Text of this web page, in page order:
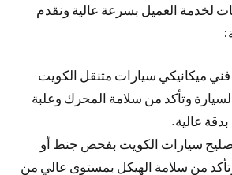
لخدمة العميل بسرعة عالية ونقدم
ميكانيكي سيارات متنقل الكويت
وتأكد من سلامة المحرك وعلبة
عالية.
سيارات الكويت بفحص جنط أو
من سلامة الهيكل بمستوى عالي من